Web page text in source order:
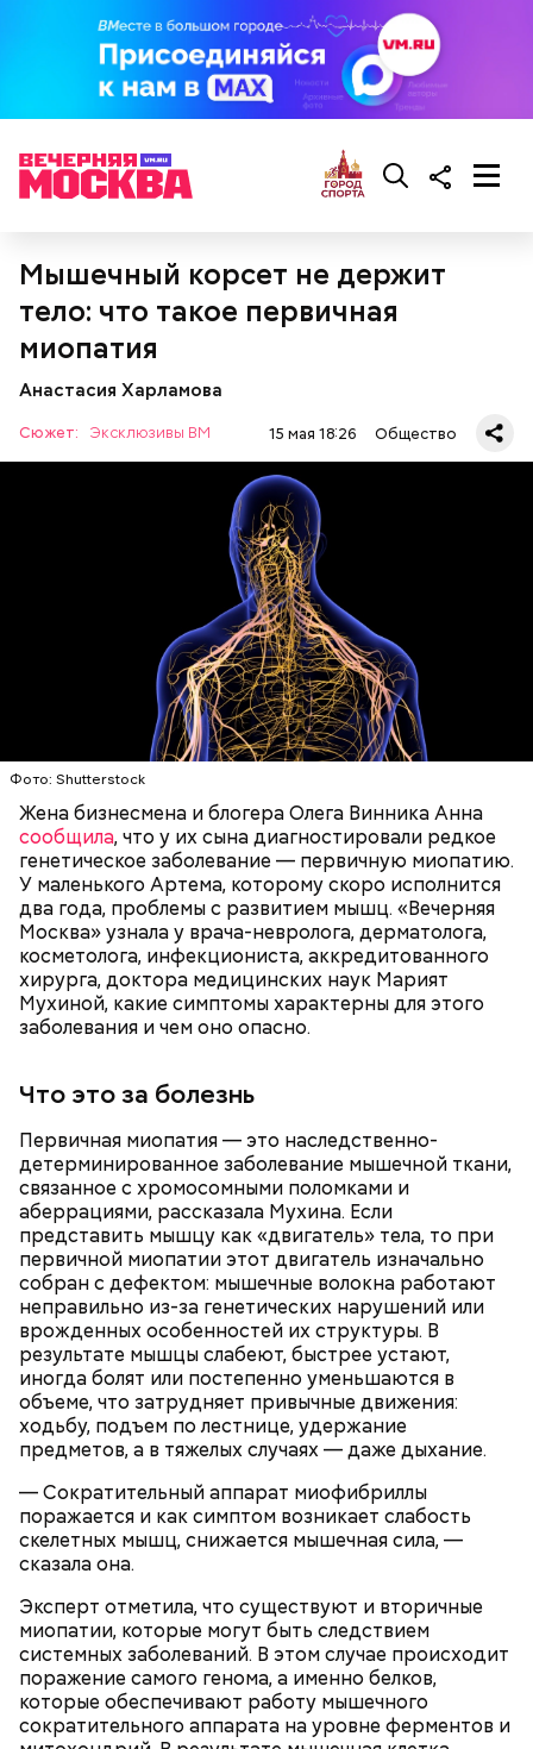
Мышечный корсет не держит
тело: что такое первичная
миопатия
Анастасия Харламова
Сюжет: Эксклюзивы ВМ 15 мая 18:26 Общество
Фото: Shutterstock
Жена бизнесмена и блогера Олега Винника Анна
сообщила, что у их сына диагностировали редкое
генетическое заболевание — первичную миопатию.
У маленького Артема, которому скоро исполнится
два года, проблемы с развитием мышц. «Вечерняя
Москва» узнала у врача-невролога, дерматолога,
косметолога, инфекциониста, аккредитованного
хирурга, доктора медицинских наук Марият
Мухиной, какие симптомы характерны для этого
заболевания и чем оно опасно.
Что это за болезнь
Первичная миопатия — это наследственно-
детерминированное заболевание мышечной ткани,
связанное с хромосомными поломками и
аберрациями, рассказала Мухина. Если
представить мышцу как «двигатель» тела, то при
первичной миопатии этот двигатель изначально
собран с дефектом: мышечные волокна работают
неправильно из-за генетических нарушений или
врожденных особенностей их структуры. В
результате мышцы слабеют, быстрее устают,
иногда болят или постепенно уменьшаются в
объеме, что затрудняет привычные движения:
ходьбу, подъем по лестнице, удержание
предметов, а в тяжелых случаях — даже дыхание.
— Сократительный аппарат миофибриллы
поражается и как симптом возникает слабость
скелетных мышц, снижается мышечная сила, —
сказала она.
Эксперт отметила, что существуют и вторичные
миопатии, которые могут быть следствием
системных заболеваний. В этом случае происходит
поражение самого генома, а именно белков,
которые обеспечивают работу мышечного
сократительного аппарата на уровне ферментов и
— Курица сначала обжаривается с небольшим
количеством масла и лука на сковороде. Затем ее
нужно отправить в глубокий противень. Сверху
кладем кабачки, нарезанные крупным кубиком, —
порекомендовал собеседник «ВМ».
Все в противне заливается сливками. По вкусу
можно добавить соль и перец. Сверху блюдо
присыпают свежим базиликом и отправляют в
духовку на 15 минут.
Курица с кабачками по-тайски
Ингредиенты:
дыню с вмятиной или перележавшую в магазине
долгое время:
— Есть опасность, что гнилостные процессы
распространились по всему плоду. Ей можно
отравиться.
Еще важно знать, откуда дыню привезли к нам,
подчеркнула диетолог. Самолетом их не
доставляют, поэтому пока она приедет, как и
любые фрукты и овощи, она может терять свои
витамины.
— Ранний сорт «Колхозница» выращивают в
России. А дыня «Торпеда» растет в основном в
Узбекистане. Этот сорт созревает в августе, —
сообщила Соломатина.